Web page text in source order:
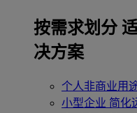
按需求划分
决方案
个人非商业用
小型企业 简化